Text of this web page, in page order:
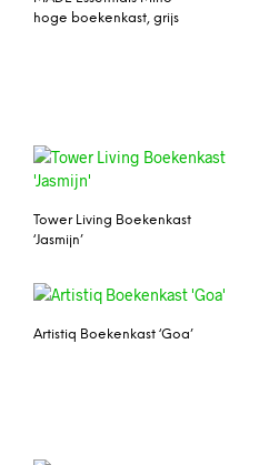
hoge boekenkast, grijs
Tower Living Boekenkast
‘Jasmijn’
Artistiq Boekenkast ‘Goa’